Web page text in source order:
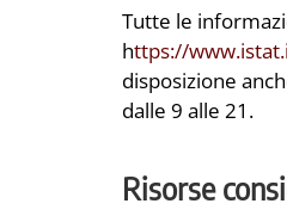
Tutte le
https://
disposizione
dalle 9 alle 21.
Risorse